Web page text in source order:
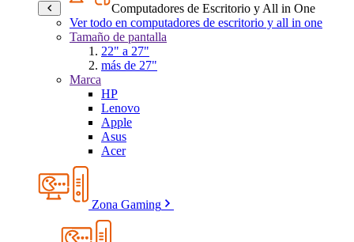
Computadores de Escritorio y All in One
Ver todo en computadores de escritorio y all in one
Tamaño de pantalla
22" a 27"
más de 27"
Marca
HP
Lenovo
Apple
Asus
Acer
Zona Gaming